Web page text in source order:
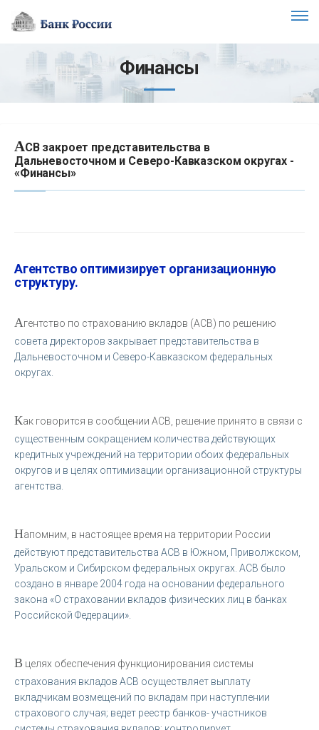
Финансы
АСВ закроет представительства в
Дальневосточном и Северо-Кавказском округах -
«Финансы»
Агентство оптимизирует организационную
структуру.
Агентство по страхованию вкладов (АСВ) по решению
совета директоров закрывает представительства в
Дальневосточном и Северо-Кавказском федеральных
округах.
Как говорится в сообщении АСВ, решение принято в связи с
существенным сокращением количества действующих
кредитных учреждений на территории обоих федеральных
округов и в целях оптимизации организационной структуры
агентства.
Напомним, в настоящее время на территории России
действуют представительства АСВ в Южном, Приволжском,
Уральском и Сибирском федеральных округах. АСВ было
создано в январе 2004 года на основании федерального
закона «О страховании вкладов физических лиц в банках
Российской Федерации».
В целях обеспечения функционирования системы
страхования вкладов АСВ осуществляет выплату
вкладчикам возмещений по вкладам при наступлении
страхового случая; ведет реестр банков- участников